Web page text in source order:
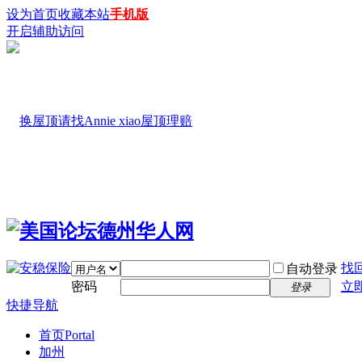
设为首页收藏本站手机版
开启辅助访问
自动登录 找
密码
登录
立
快捷导航
首页Portal
加州